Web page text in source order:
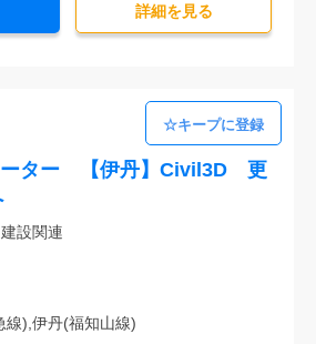
詳細を⾒る
ーター 【伊丹】Civil3D 更
設関連
線),伊丹(福知山線)